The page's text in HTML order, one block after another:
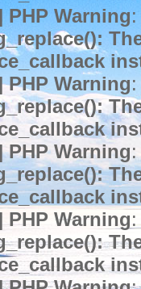
Warning
Warning
Warning
Warning